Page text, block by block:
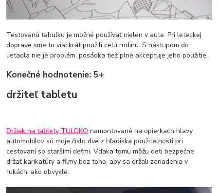
Testovanú tabuľku je možné používať nielen v aute. Pri leteckej
doprave sme to viackrát použili celú rodinu. S nástupom do
lietadla nie je problém, posádka tiež plne akceptuje jeho použitie.
Konečné hodnotenie: 5+
držiteľ tabletu
Držiak na tablety TULOKO namontované na opierkach hlavy
automobilov sú moje číslo dve z hľadiska použiteľnosti pri
cestovaní so staršími deťmi. Vďaka tomu môžu deti bezpečne
držať karikatúry a filmy bez toho, aby sa držali zariadenia v
rukách, ako obvykle.